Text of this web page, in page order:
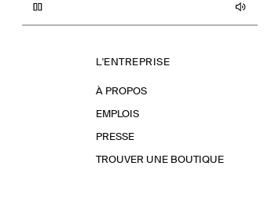
L'ENTREPRISE
À PROPOS
EMPLOIS
PRESSE
TROUVER UNE BOUTIQUE